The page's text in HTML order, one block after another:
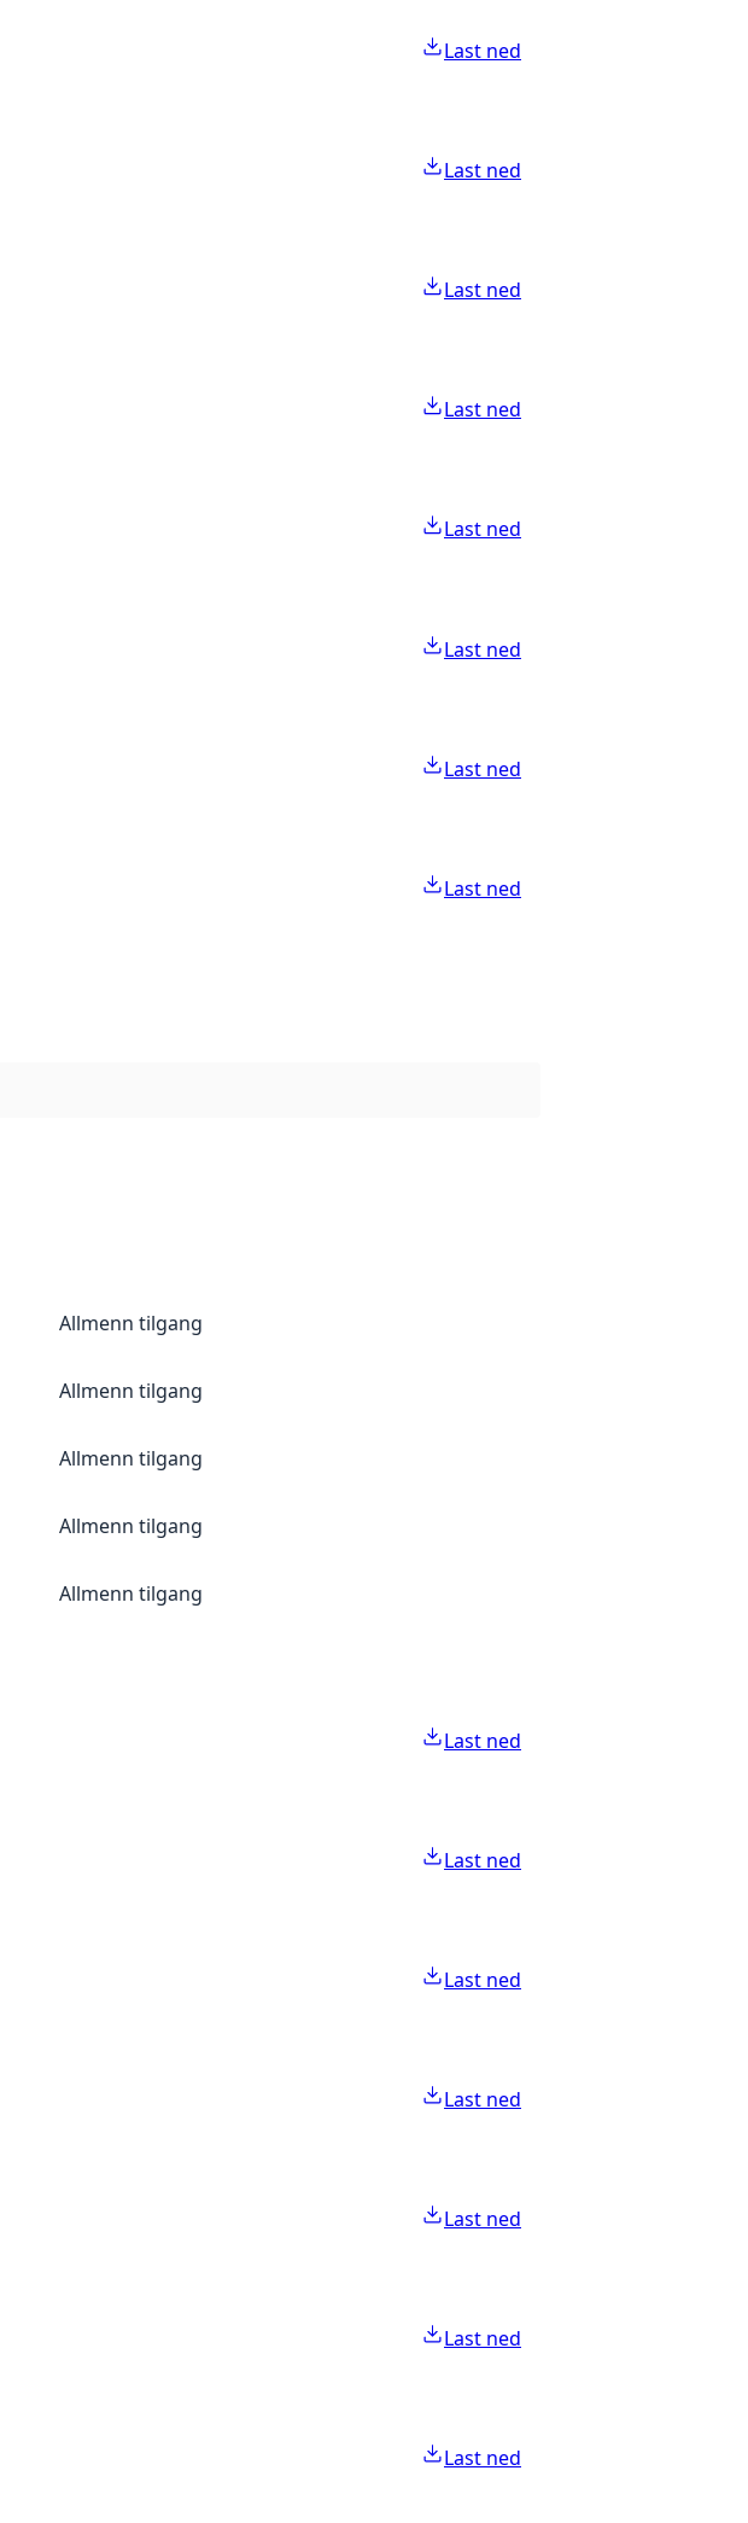
Last ned
Last ned
Last ned
Last ned
Last ned
Last ned
Last ned
Last ned
Allmenn tilgang
Allmenn tilgang
Allmenn tilgang
Allmenn tilgang
Allmenn tilgang
Last ned
Last ned
Last ned
Last ned
Last ned
Last ned
Last ned